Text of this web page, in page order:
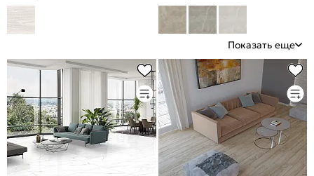
Показать еще